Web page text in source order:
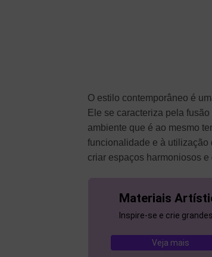
O estilo contemporâneo é
Ele se caracteriza pela
ambiente que é ao mesmo
funcionalidade e à utilização
criar espaços harmoniosos e
Materiais
Inspire-se e crie
Veja mais